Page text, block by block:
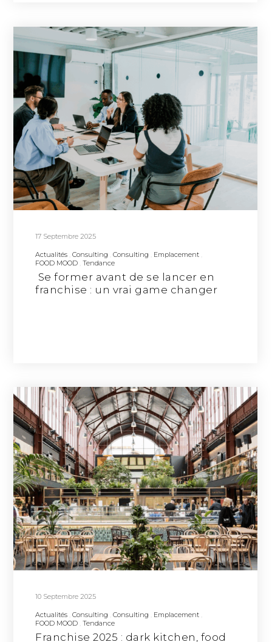
17 Septembre 2025
Actualités Consulting Consulting
Emplacement
FOOD MOOD
Tendance
Se former avant de se lancer en
franchise : un vrai game changer
10 Septembre 2025
Actualités Consulting Consulting
Emplacement
FOOD MOOD
Tendance
Franchise 2025 : dark kitchen, food